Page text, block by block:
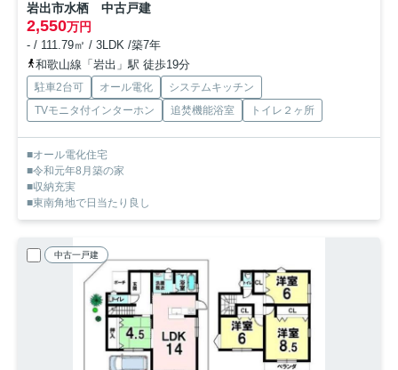
岩出市水栖 中古戸建
2,550万円
- / 111.79㎡ / 3LDK /築7年
和歌山線「岩出」駅 徒歩19分
駐車2台可 オール電化
システムキッチン
TVモニタ付インターホン
追焚機能浴室 トイレ２ヶ所
■オール電化住宅
■令和元年8月築の家
■収納充実
■東南角地で日当たり良し
中古一戸建